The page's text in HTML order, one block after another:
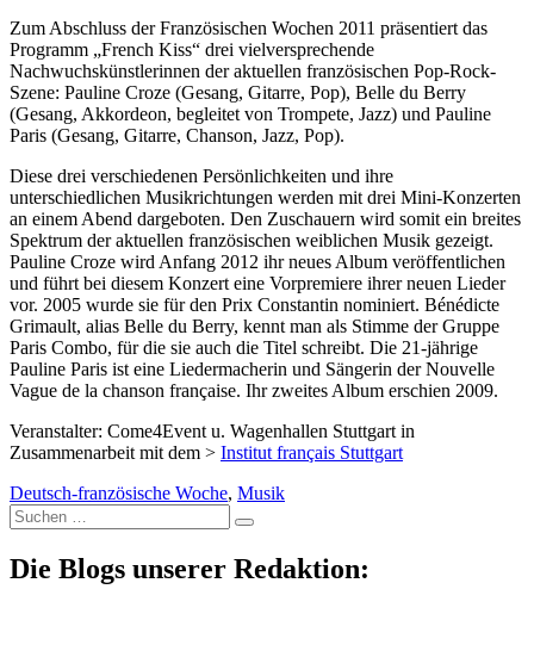
Zum Abschluss der Französischen Wochen 2011 präsentiert das
Programm „French Kiss“ drei vielversprechende
Nachwuchskünstlerinnen der aktuellen französischen Pop-Rock-
Szene: Pauline Croze (Gesang, Gitarre, Pop), Belle du Berry
(Gesang, Akkordeon, begleitet von Trompete, Jazz) und Pauline
Paris (Gesang, Gitarre, Chanson, Jazz, Pop).
Diese drei verschiedenen Persönlichkeiten und ihre
unterschiedlichen Musikrichtungen werden mit drei Mini-Konzerten
an einem Abend dargeboten. Den Zuschauern wird somit ein breites
Spektrum der aktuellen französischen weiblichen Musik gezeigt.
Pauline Croze wird Anfang 2012 ihr neues Album veröffentlichen
und führt bei diesem Konzert eine Vorpremiere ihrer neuen Lieder
vor. 2005 wurde sie für den Prix Constantin nominiert. Bénédicte
Grimault, alias Belle du Berry, kennt man als Stimme der Gruppe
Paris Combo, für die sie auch die Titel schreibt. Die 21-jährige
Pauline Paris ist eine Liedermacherin und Sängerin der Nouvelle
Vague de la chanson française. Ihr zweites Album erschien 2009.
Veranstalter: Come4Event u. Wagenhallen Stuttgart in
Zusammenarbeit mit dem > Institut français Stuttgart
Deutsch-französische Woche, Musik
Suche
nach:
Die Blogs unserer Redaktion: